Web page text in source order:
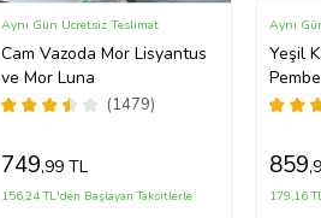
Cam Vazoda Mor Lisyantus
ve Mor Luna
(1479)
Aynı Gün Ücretsiz Teslimat
749,99 TL
156,24 TL'den Başlayan Taksitlerle
Yeşil
Aynı
859
179,16